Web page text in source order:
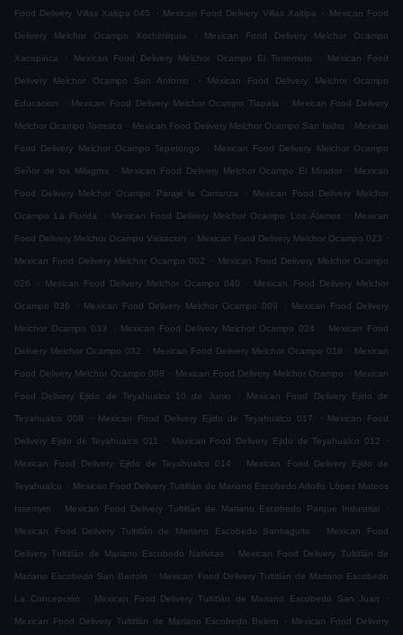
Food Delivery Villas Xaltipa 045 . Mexican Food Delivery Villas Xaltipa . Mexican Food
Delivery Melchor Ocampo Xochimiquia . Mexican Food Delivery Melchor Ocampo
Xacopinca . Mexican Food Delivery Melchor Ocampo El Terremoto . Mexican Food
Delivery Melchor Ocampo San Antonio . Mexican Food Delivery Melchor Ocampo
Educacion . Mexican Food Delivery Melchor Ocampo Tlapala . Mexican Food Delivery
Melchor Ocampo Torresco . Mexican Food Delivery Melchor Ocampo San Isidro . Mexican
Food Delivery Melchor Ocampo Tepetongo . Mexican Food Delivery Melchor Ocampo
Señor de los Milagros . Mexican Food Delivery Melchor Ocampo El Mirador . Mexican
Food Delivery Melchor Ocampo Paraje la Carranza . Mexican Food Delivery Melchor
Ocampo La Florida . Mexican Food Delivery Melchor Ocampo Los Álamos . Mexican
Food Delivery Melchor Ocampo Visitacion . Mexican Food Delivery Melchor Ocampo 023 .
Mexican Food Delivery Melchor Ocampo 002 . Mexican Food Delivery Melchor Ocampo
026 . Mexican Food Delivery Melchor Ocampo 040 . Mexican Food Delivery Melchor
Ocampo 036 . Mexican Food Delivery Melchor Ocampo 009 . Mexican Food Delivery
Melchor Ocampo 033 . Mexican Food Delivery Melchor Ocampo 024 . Mexican Food
Delivery Melchor Ocampo 032 . Mexican Food Delivery Melchor Ocampo 018 . Mexican
Food Delivery Melchor Ocampo 008 . Mexican Food Delivery Melchor Ocampo . Mexican
Food Delivery Ejido de Teyahualco 10 de Junio . Mexican Food Delivery Ejido de
Teyahualco 008 . Mexican Food Delivery Ejido de Teyahualco 017 . Mexican Food
Delivery Ejido de Teyahualco 011 . Mexican Food Delivery Ejido de Teyahualco 012 .
Mexican Food Delivery Ejido de Teyahualco 014 . Mexican Food Delivery Ejido de
Teyahualco . Mexican Food Delivery Tultitlán de Mariano Escobedo Adolfo López Mateos
Issemym . Mexican Food Delivery Tultitlán de Mariano Escobedo Parque Industrial .
Mexican Food Delivery Tultitlán de Mariano Escobedo Santiaguito . Mexican Food
Delivery Tultitlán de Mariano Escobedo Nativitas . Mexican Food Delivery Tultitlán de
Mariano Escobedo San Bartolo . Mexican Food Delivery Tultitlán de Mariano Escobedo
La Concepción . Mexican Food Delivery Tultitlán de Mariano Escobedo San Juan .
Mexican Food Delivery Tultitlán de Mariano Escobedo Belem . Mexican Food Delivery